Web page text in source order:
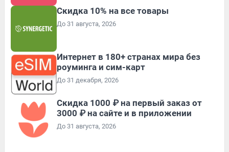
Скидка 10% на все товары
До 31 августа, 2026
Интернет в 180+ странах мира без
роуминга и сим-карт
До 31 декабря, 2026
Скидка 1000 ₽ на первый заказ от
3000 ₽ на сайте и в приложении
До 31 августа, 2026